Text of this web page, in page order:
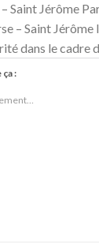
Saint Jérôme
– Saint
dans le cadre
ça :